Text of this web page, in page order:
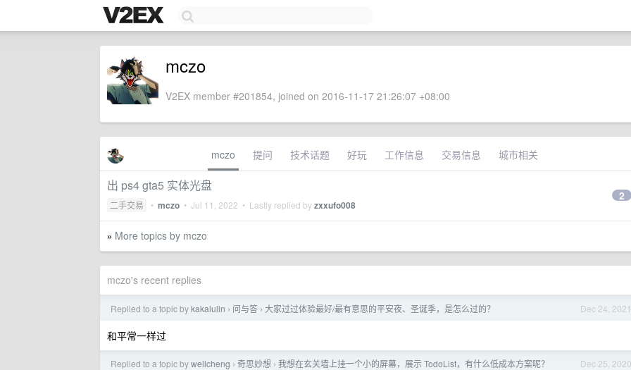
mczo
V2EX member #201854, joined on 2016-11-17 21:26:07 +08:00
mczo 提问 技术话题 好玩 工作信息 交易信息 城市相关
出 ps4 gta5 实体光盘
二手交易 • mczo • Jul 11, 2022 • Lastly replied byzxxufo008
2
» More topics by mczo
mczo's recent replies
Dec 24, 2021
Replied to a topic bykakalulin › 问与答 › 大家过过体验最好/最有意思的平安夜、圣诞季，是怎么过的？
和平常一样过
Dec 25, 2020
Replied to a topic bywellcheng › 奇思妙想 › 我想在玄关墙上挂一个小的屏幕，展示 TodoList，有什么低成本方案呢？